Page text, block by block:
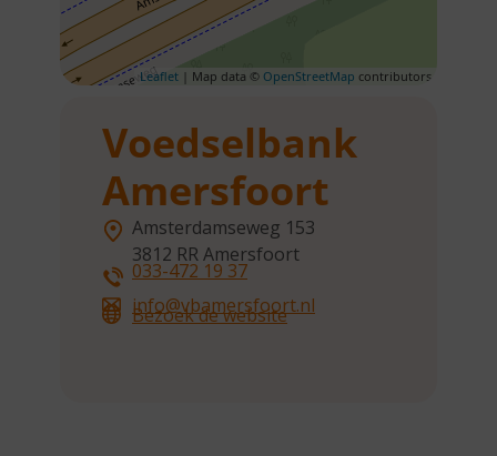
Leaflet | Map data © OpenStreetMap contributors
Voedselbank
Amersfoort
Amsterdamseweg 153
3812 RRAmersfoort
033-472 19 37
info@vbamersfoort.nl
Bezoek de website